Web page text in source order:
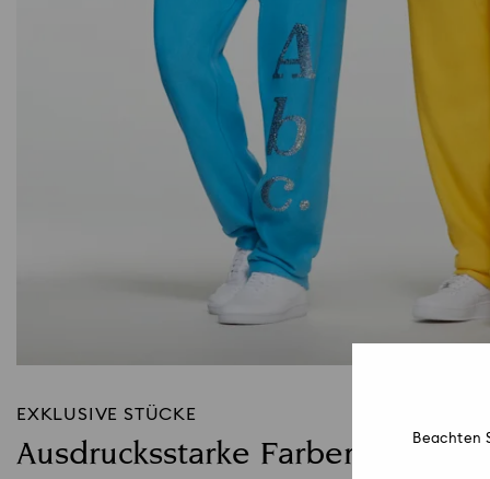
EXKLUSIVE STÜCKE
Ausdrucksstarke Farben Beachten